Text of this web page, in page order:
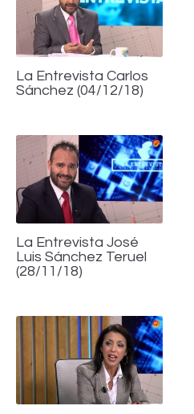
La Entrevista Carlos
Sánchez (04/12/18)
La Entrevista José
Luis Sánchez Teruel
(28/11/18)